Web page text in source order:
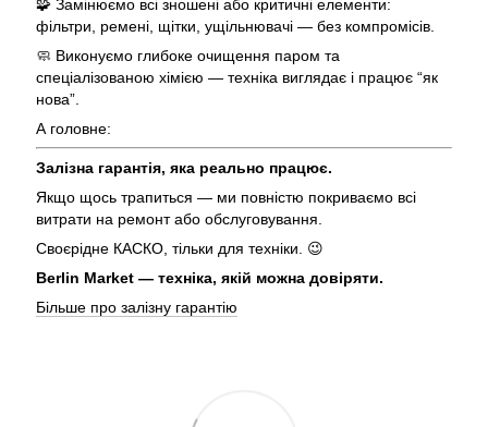
🧩 Замінюємо всі зношені або критичні елементи:
фільтри, ремені, щітки, ущільнювачі — без компромісів.
🧼 Виконуємо глибоке очищення паром та
спеціалізованою хімією — техніка виглядає і працює “як
нова”.
А головне:
Залізна гарантія, яка реально працює.
Якщо щось трапиться — ми повністю покриваємо всі
витрати на ремонт або обслуговування.
Своєрідне КАСКО, тільки для техніки. 😉
Berlin Market — техніка, якій можна довіряти.
Більше про залізну гарантію